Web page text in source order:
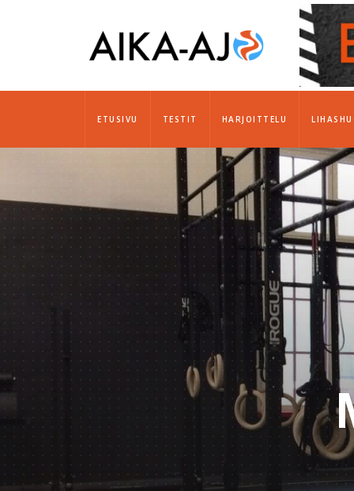
ETUSIVU TESTIT HARJOITTELU